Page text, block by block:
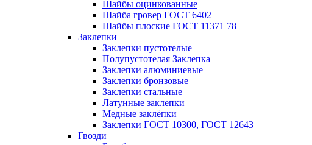
Шайбы оцинкованные
Шайба гровер ГОСТ 6402
Шайбы плоские ГОСТ 11371 78
Заклепки
Заклепки пустотелые
Полупустотелая Заклепка
Заклепки алюминиевые
Заклепки бронзовые
Заклепки стальные
Латунные заклепки
Медные заклёпки
Заклепки ГОСТ 10300, ГОСТ 12643
Гвозди